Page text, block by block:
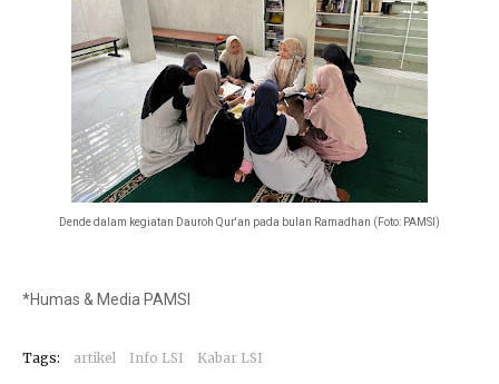
Dende dalam kegiatan Dauroh Qur'an pada bulan Ramadhan (Foto: PAMSI)
*Humas & Media PAMSI
Tags: artikel Info LSI Kabar LSI